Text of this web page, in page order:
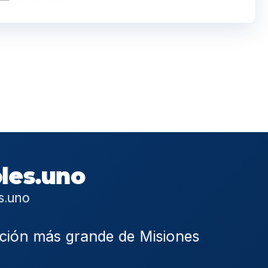
más grande de Misiones